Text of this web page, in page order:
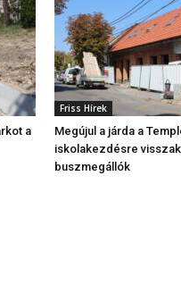
a
Friss Hírek
Megújul a járda a
iskolakezdésre
buszmegállók